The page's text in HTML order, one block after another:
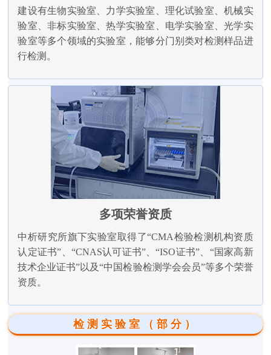
建设有生物实验室、力学实验室、理化试验室、机械实
验室、非标实验室、热学实验室、电学实验室、光学实
验室等多个领域的实验室，能够分门别类对检测样品进
行检测。
多项荣誉资质
中析研究所旗下实验室取得了“CMA检验检测机构资质
认定证书”、“CNAS认可证书”、“ISO证书”、“国家高新
技术企业证书”以及“中国检验检测学会会员”等多个荣誉
资质。
检测实验室（部分）